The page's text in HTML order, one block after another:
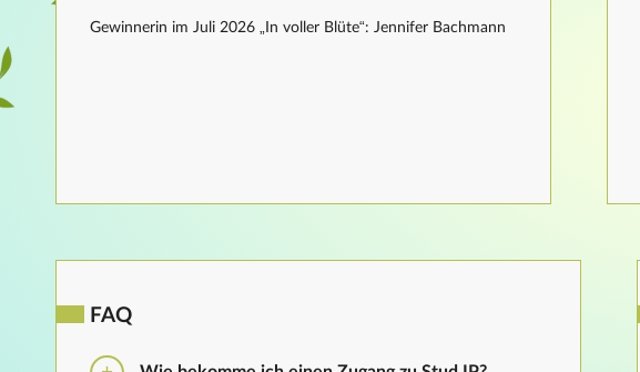
Gewinnerin im Juli 2026 „In voller Blüte“: Jennifer Bachmann
FAQ